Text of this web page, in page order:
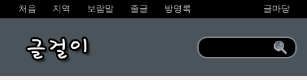
처음 지역 보람말 줄글 방명록 글마당
글걸이